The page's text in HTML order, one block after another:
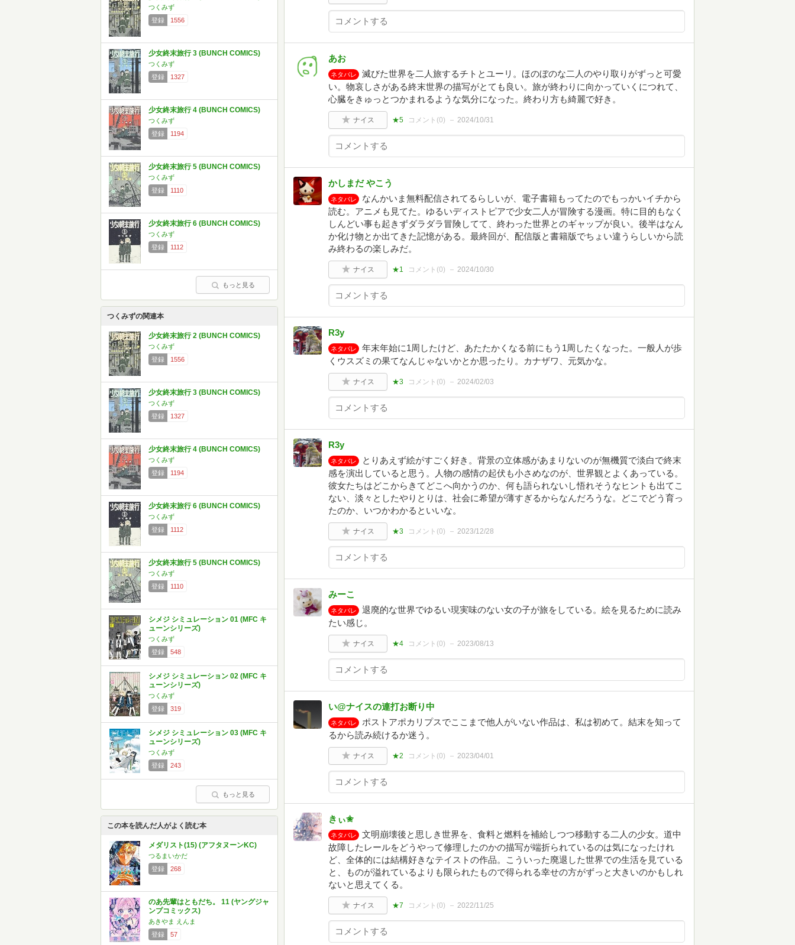
つくみず
登録
1556
少女終末旅行 3 (BUNCH COMICS)
つくみず
登録
1327
少女終末旅行 4 (BUNCH COMICS)
つくみず
登録
1194
少女終末旅行 5 (BUNCH COMICS)
つくみず
登録
1110
少女終末旅行 6 (BUNCH COMICS)
つくみず
登録
1112
もっと見る
つくみずの関連本
少女終末旅行 2 (BUNCH COMICS)
つくみず
登録
1556
少女終末旅行 3 (BUNCH COMICS)
つくみず
登録
1327
少女終末旅行 4 (BUNCH COMICS)
つくみず
登録
1194
少女終末旅行 6 (BUNCH COMICS)
つくみず
登録
1112
少女終末旅行 5 (BUNCH COMICS)
つくみず
登録
1110
シメジ シミュレーション 01 (MFC キ
ューンシリーズ)
つくみず
登録
548
シメジ シミュレーション 02 (MFC キ
ューンシリーズ)
つくみず
登録
319
シメジ シミュレーション 03 (MFC キ
ューンシリーズ)
つくみず
登録
243
もっと見る
この本を読んだ人がよく読む本
メダリスト(15) (アフタヌーンKC)
つるまいかだ
登録
268
のあ先輩はともだち。 11 (ヤングジャ
ンプコミックス)
あきやま えんま
登録
57
あお
ネタバレ
滅びた世界を二人旅するチトとユーリ。ほのぼのな二人のやり取りがずっと可愛
い。物哀しさがある終末世界の描写がとても良い。旅が終わりに向かっていくにつれて、
心臓をきゅっとつかまれるような気分になった。終わり方も綺麗で好き。
ナイス ★5 コメント(0) 2024/10/31
かしまだ やこう
ネタバレ
なんかいま無料配信されてるらしいが、電子書籍もってたのでもっかいイチから
読む。アニメも見てた。ゆるいディストピアで少女二人が冒険する漫画。特に目的もなく
しんどい事も起きずダラダラ冒険してて、終わった世界とのギャップが良い。後半はなん
か化け物とか出てきた記憶がある。最終回が、配信版と書籍版でちょい違うらしいから読
み終わるの楽しみだ。
ナイス ★1 コメント(0) 2024/10/30
R3y
ネタバレ
年末年始に1周したけど、あたたかくなる前にもう1周したくなった。一般人が歩
くウスズミの果てなんじゃないかとか思ったり。カナザワ、元気かな。
ナイス ★3 コメント(0) 2024/02/03
R3y
ネタバレ
とりあえず絵がすごく好き。背景の立体感があまりないのが無機質で淡白で終末
感を演出していると思う。人物の感情の起伏も小さめなのが、世界観とよくあっている。
彼女たちはどこからきてどこへ向かうのか、何も語られないし悟れそうなヒントも出てこ
ない、淡々としたやりとりは、社会に希望が薄すぎるからなんだろうな。どこでどう育っ
たのか、いつかわかるといいな。
ナイス ★3 コメント(0) 2023/12/28
みーこ
ネタバレ
退廃的な世界でゆるい現実味のない女の子が旅をしている。絵を見るために読み
たい感じ。
ナイス ★4 コメント(0) 2023/08/13
い@ナイスの連打お断り中
ネタバレ
ポストアポカリプスでここまで他人がいない作品は、私は初めて。結末を知って
るから読み続けるか迷う。
ナイス ★2 コメント(0) 2023/04/01
きぃ✬
ネタバレ
文明崩壊後と思しき世界を、食料と燃料を補給しつつ移動する二人の少女。道中
故障したレールをどうやって修理したのかの描写が端折られているのは気になったけれ
ど、全体的には結構好きなテイストの作品。こういった廃退した世界での生活を見ている
と、ものが溢れているよりも限られたもので得られる幸せの方がずっと大きいのかもしれ
ないと思えてくる。
ナイス ★7 コメント(0) 2022/11/25